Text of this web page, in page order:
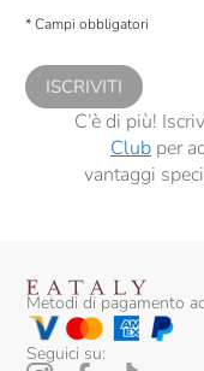
comunicazioni
* Campi obbligatori
ISCRIVITI
C’è di più!
Clubper
vantaggi
Metodi di pagamento
Seguici su: